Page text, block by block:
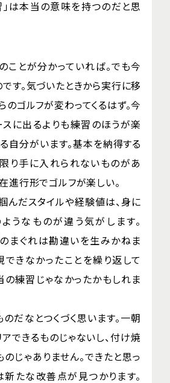
」は本当の意味を持つのだと思
ことが分かっていれば。でも今
す。気づいたときから実行に移
のゴルフが変わってくるはず。今
スに出るよりも練習のほうが楽
自分がいます。基本を納得する
り手に入れられないものがあ
進行形でゴルフが楽しい。
んだスタイルや経験値は、身に
うなものが違う気がします。
まぐれは勘違いを生みかねま
できなかったことを繰り返して
の練習じゃなかったかもしれま
だなとつくづく思います。一朝
できるものじゃないし、付け焼
じゃありません。できたと思っ
新たな改善点が見つかります。